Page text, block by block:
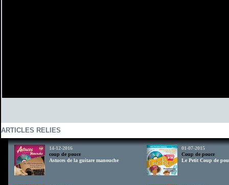
ARTICLES RELIES
14-12-2016
coup de pouce
Astuces de la guitare manouche
01-07-2015
Coup de pouce
Le Petit Coup de